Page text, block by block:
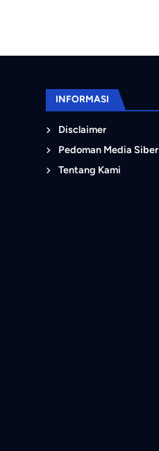
INFORMASI
Disclaimer
Pedoman Media Siber
Tentang Kami